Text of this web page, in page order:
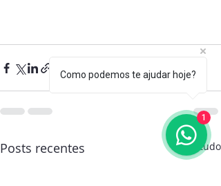
Posts recentes Ver tudo
Como podemos te ajudar hoje?
1